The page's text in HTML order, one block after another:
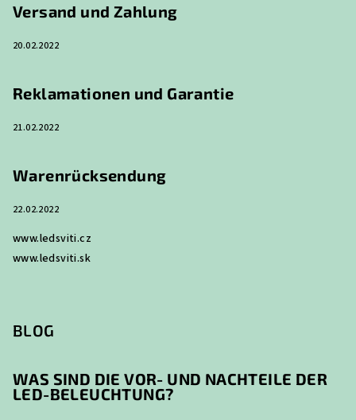
Versand und Zahlung
20.02.2022
Reklamationen und Garantie
21.02.2022
Warenrücksendung
22.02.2022
www.ledsviti.cz
www.ledsviti.sk
BLOG
WAS SIND DIE VOR- UND NACHTEILE DER
LED-BELEUCHTUNG?